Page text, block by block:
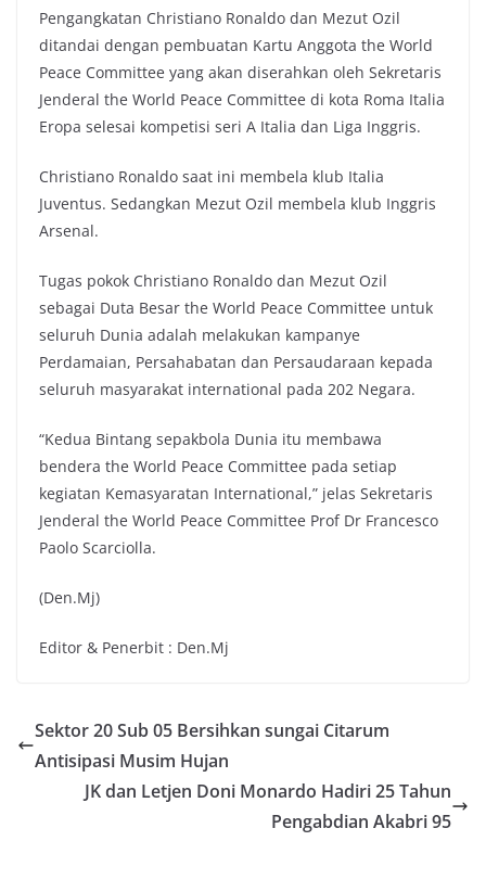
Pengangkatan Christiano Ronaldo dan Mezut Ozil
ditandai dengan pembuatan Kartu Anggota the World
Peace Committee yang akan diserahkan oleh Sekretaris
Jenderal the World Peace Committee di kota Roma Italia
Eropa selesai kompetisi seri A Italia dan Liga Inggris.
Christiano Ronaldo saat ini membela klub Italia
Juventus. Sedangkan Mezut Ozil membela klub Inggris
Arsenal.
Tugas pokok Christiano Ronaldo dan Mezut Ozil
sebagai Duta Besar the World Peace Committee untuk
seluruh Dunia adalah melakukan kampanye
Perdamaian, Persahabatan dan Persaudaraan kepada
seluruh masyarakat international pada 202 Negara.
“Kedua Bintang sepakbola Dunia itu membawa
bendera the World Peace Committee pada setiap
kegiatan Kemasyaratan International,” jelas Sekretaris
Jenderal the World Peace Committee Prof Dr Francesco
Paolo Scarciolla.
(Den.Mj)
Editor & Penerbit : Den.Mj
Sektor 20 Sub 05 Bersihkan sungai Citarum
Antisipasi Musim Hujan
JK dan Letjen Doni Monardo Hadiri 25 Tahun
Pengabdian Akabri 95